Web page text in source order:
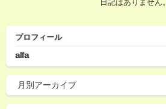
日記はありません。
プロフィール
alfa